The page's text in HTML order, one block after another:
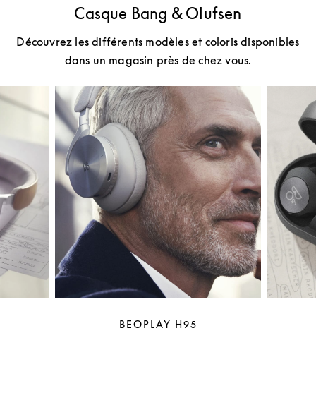
Casque Bang & Olufsen
Découvrez les différents modèles et coloris disponibles
dans un magasin près de chez vous.
BEOPLAY H95